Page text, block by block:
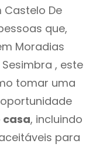
De
que,
Moradias
, este
tomar uma
casa, incluindo
para